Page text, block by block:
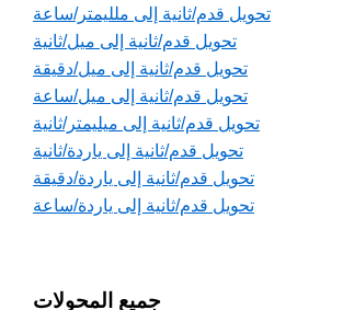
تحويل قدم/ثانية إلى ملليمتر/ساعة
تحويل قدم/ثانية إلى ميل/ثانية
تحويل قدم/ثانية إلى ميل/دقيقة
تحويل قدم/ثانية إلى ميل/ساعة
تحويل قدم/ثانية إلى ميليمتر/ثانية
تحويل قدم/ثانية إلى ياردة/ثانية
تحويل قدم/ثانية إلى ياردة/دقيقة
تحويل قدم/ثانية إلى ياردة/ساعة
جميع المحولات